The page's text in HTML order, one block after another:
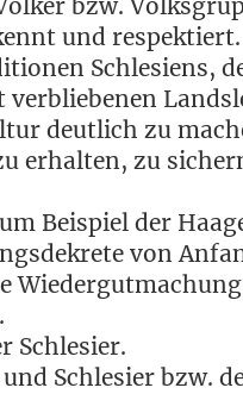
bzw.
und respektiert.
Schle­si­ens,
deut­lich zu
erhal­ten, zu
Bei­spiel der
von
Schlesier.
Schle­si­er bzw.